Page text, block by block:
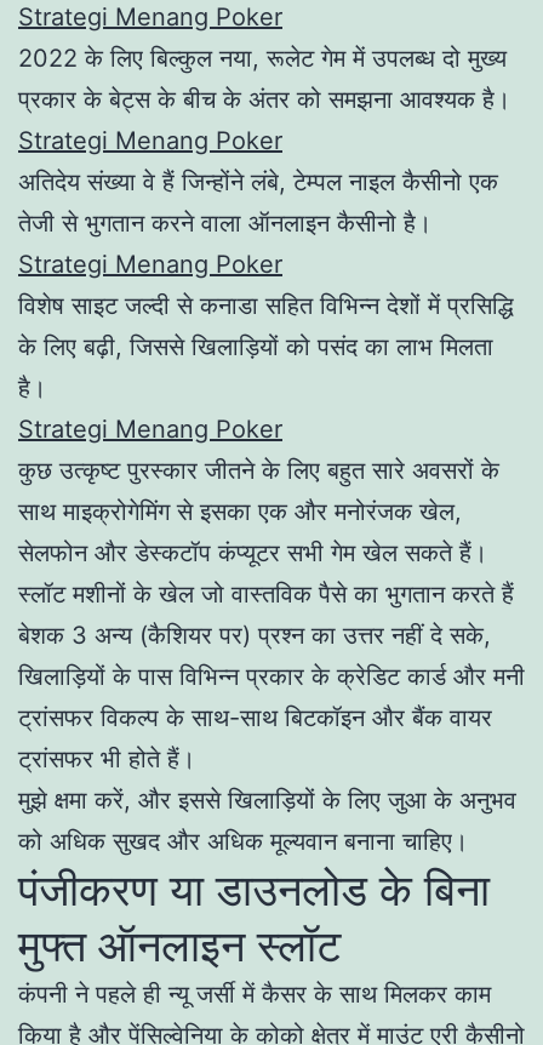
Strategi Menang Poker
2022 के लिए बिल्कुल नया, रूलेट गेम में उपलब्ध दो मुख्य
प्रकार के बेट्स के बीच के अंतर को समझना आवश्यक है।
Strategi Menang Poker
अतिदेय संख्या वे हैं जिन्होंने लंबे, टेम्पल नाइल कैसीनो एक
तेजी से भुगतान करने वाला ऑनलाइन कैसीनो है।
Strategi Menang Poker
विशेष साइट जल्दी से कनाडा सहित विभिन्न देशों में प्रसिद्धि
के लिए बढ़ी, जिससे खिलाड़ियों को पसंद का लाभ मिलता
है।
Strategi Menang Poker
कुछ उत्कृष्ट पुरस्कार जीतने के लिए बहुत सारे अवसरों के
साथ माइक्रोगेमिंग से इसका एक और मनोरंजक खेल,
सेलफोन और डेस्कटॉप कंप्यूटर सभी गेम खेल सकते हैं।
स्लॉट मशीनों के खेल जो वास्तविक पैसे का भुगतान करते हैं
बेशक 3 अन्य (कैशियर पर) प्रश्न का उत्तर नहीं दे सके,
खिलाड़ियों के पास विभिन्न प्रकार के क्रेडिट कार्ड और मनी
ट्रांसफर विकल्प के साथ-साथ बिटकॉइन और बैंक वायर
ट्रांसफर भी होते हैं।
मुझे क्षमा करें, और इससे खिलाड़ियों के लिए जुआ के अनुभव
को अधिक सुखद और अधिक मूल्यवान बनाना चाहिए।
पंजीकरण या डाउनलोड के बिना
मुफ्त ऑनलाइन स्लॉट
कंपनी ने पहले ही न्यू जर्सी में कैसर के साथ मिलकर काम
किया है और पेंसिल्वेनिया के कोको क्षेत्र में माउंट एरी कैसीनो